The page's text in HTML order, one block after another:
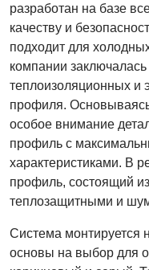
разработан на базе
качеству и
подходит для
компании
теплоизоляционных и
профиля.
особое внимание
профиль с
характеристиками. В
профиль, состоящий
теплозащитными и
Система монтируется
основы на выбор для